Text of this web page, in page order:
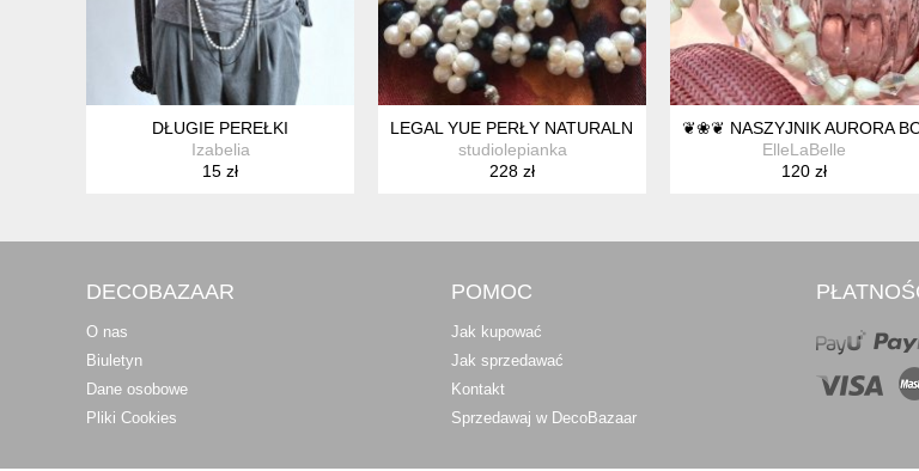
DŁUGIE PEREŁKI
Izabelia
15 zł
LEGAL YUE PERŁY NATURALNE EFEKTOWNY NASZYJNIK
studiolepianka
228 zł
❦❀❦ NASZYJNIK AURORA
ElleLaBelle
120 zł
DECOBAZAAR
O nas
Biuletyn
Dane osobowe
Pliki Cookies
POMOC
Jak kupować
Jak sprzedawać
Kontakt
Sprzedawaj w DecoBazaar